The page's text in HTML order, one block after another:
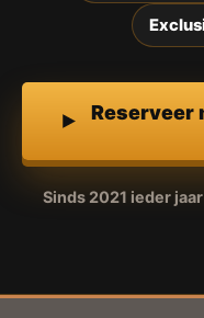
Reserveer
Sinds 2021 ieder